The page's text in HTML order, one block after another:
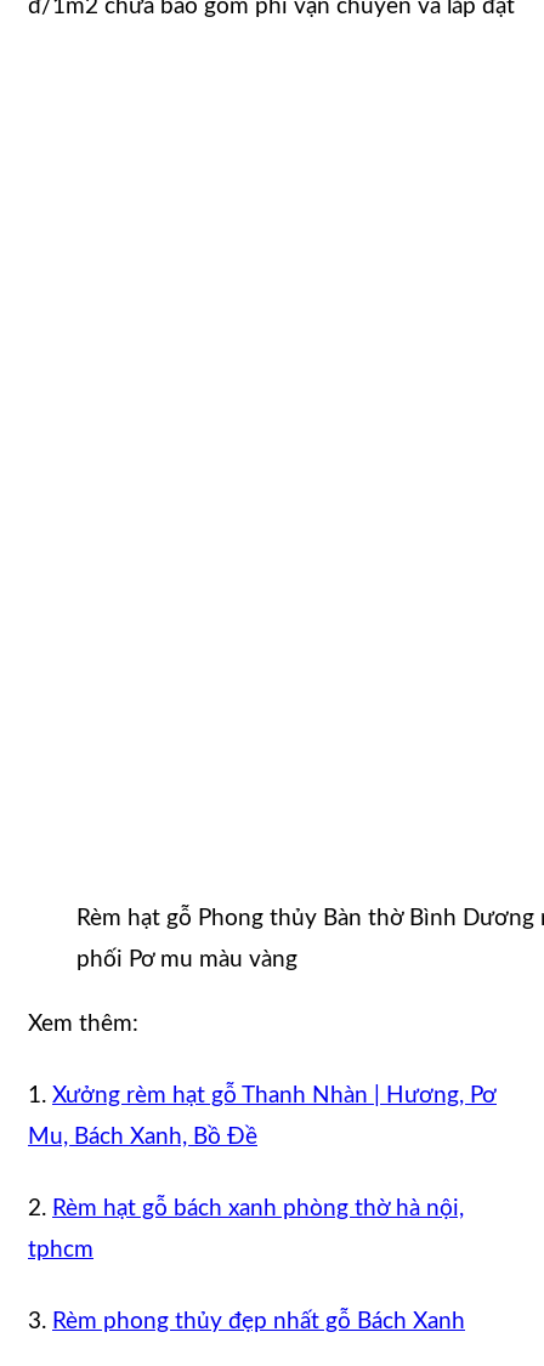
đ/1m2 chưa bao gồm phí vận chuyển và lắp đặt
Rèm hạt gỗ Phong thủy Bàn thờ Bình Dương
phối Pơ mu màu vàng
Xem thêm:
1. Xưởng rèm hạt gỗ Thanh Nhàn | Hương, Pơ
Mu, Bách Xanh, Bồ Đề
2. Rèm hạt gỗ bách xanh phòng thờ hà nội,
tphcm
3. Rèm phong thủy đẹp nhất gỗ Bách Xanh